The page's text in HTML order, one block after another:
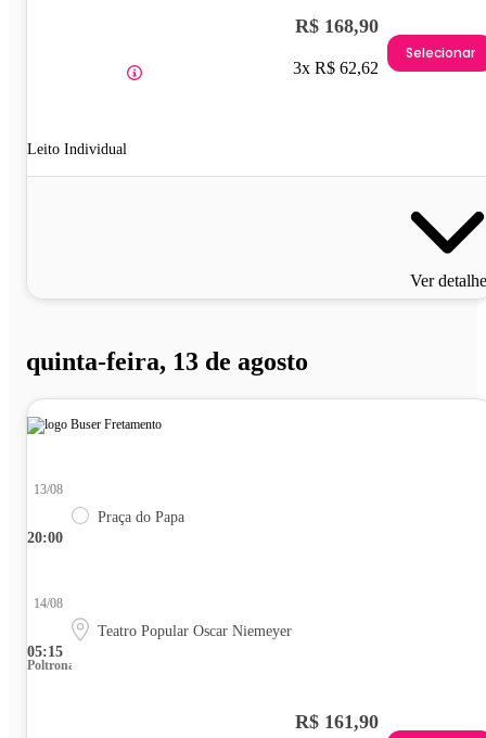
Leito Individual
R$ 168,90
3x R$ 62,62
Selecionar
Ver
quinta-feira, 13 de agosto
20:00
13/08
Praça do Papa
05:15
14/08
Teatro Popular Oscar Niemeyer
Poltrona
R$ 161,90